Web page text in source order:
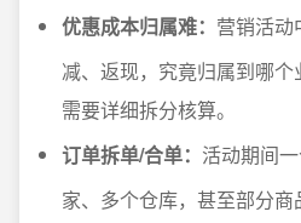
优惠成本归属难： 营销活动
减、返现，究竟归属到哪个
需要详细拆分核算。
订单拆单/合单： 活动期间
家、多个仓库，甚至部分